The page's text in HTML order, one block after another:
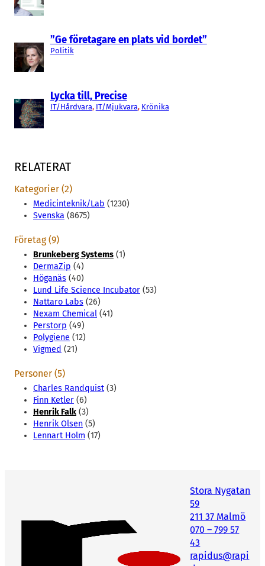
”Ge företagare en plats vid bordet”
Politik
Lycka till, Precise
IT/Hårdvara, IT/Mjukvara, Krönika
RELATERAT
Kategorier (2)
Medicinteknik/Lab (1230)
Svenska (8675)
Företag (9)
Brunkeberg Systems (1)
DermaZip (4)
Höganäs (40)
Lund Life Science Incubator (53)
Nattaro Labs (26)
Nexam Chemical (41)
Perstorp (49)
Polygiene (12)
Vigmed (21)
Personer (5)
Charles Randquist (3)
Finn Ketler (6)
Henrik Falk (3)
Henrik Olsen (5)
Lennart Holm (17)
Stora Nygatan
59
211 37 Malmö
070 – 799 57
43
rapidus@rapi